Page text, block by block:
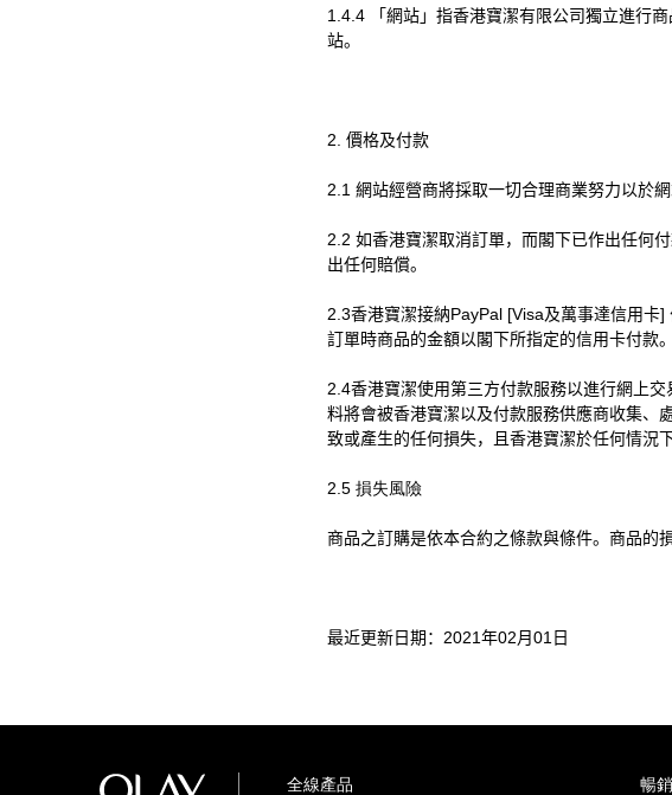
1.4.4 「網站」指香港寶潔有限公司獨立進行
站。
2.價格及付款
2.1網站經營商將採取一切合理商業努力以於
2.2如香港寶潔取消訂單，而閣下已作出任何
出任何賠償。
2.3香港寶潔接納PayPal [Visa及萬事達信用卡]
訂單時商品的金額以閣下所指定的信用卡付款。
2.4香港寶潔使用第三方付款服務以進行網上
料將會被香港寶潔以及付款服務供應商收集、
致或產生的任何損失，且香港寶潔於任何情況
2.5 損失風險
商品之訂購是依本合約之條款與條件。商品的
最近更新日期： 2021年02月01 日
全線產品 暢